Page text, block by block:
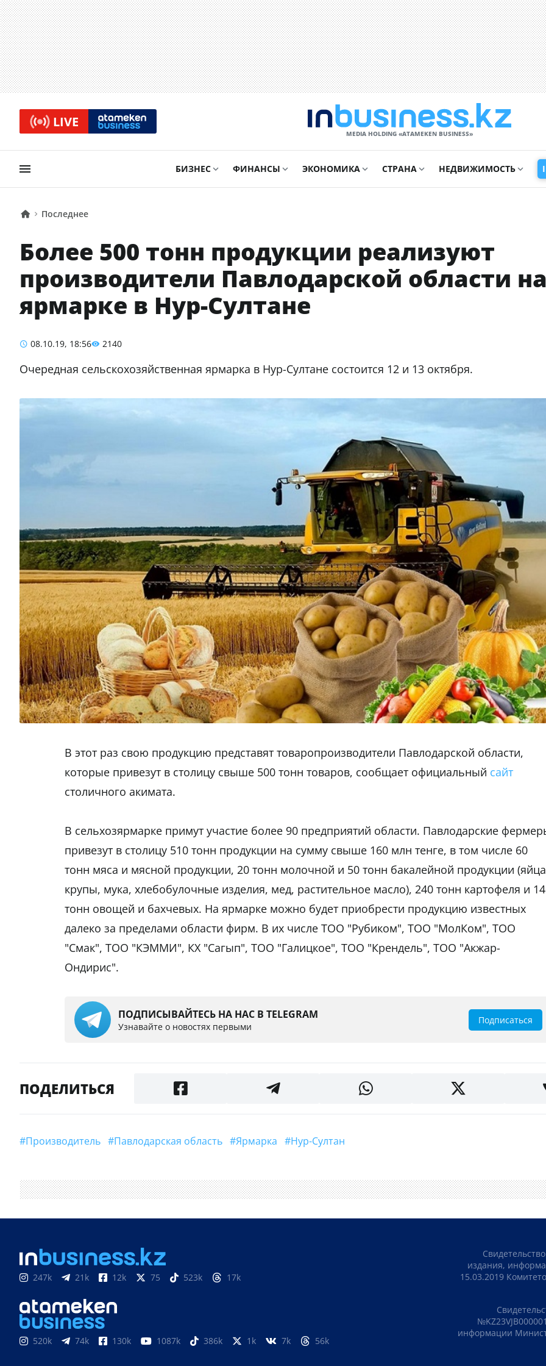
LIVE
MEDIA HOLDING «ATAMEKЕN BUSINESS»
БИЗНЕС ФИНАНСЫ ЭКОНОМИКА СТРАНА НЕДВИЖИМОСТЬ
Последнее
Более 500 тонн продукции реализуют
производители Павлодарской области
ярмарке в Нур-Султане
08.10.19, 18:56 2140
Очередная сельскохозяйственная ярмарка в Нур-Султане состоится 12 и 13 октября.
В этот раз свою продукцию представят товаропроизводители Павлодарской области,
которые привезут в столицу свыше 500 тонн товаров, сообщает официальный сайт
столичного акимата.
В сельхозярмарке примут участие более 90 предприятий области. Павлодарские
привезут в столицу 510 тонн продукции на сумму свыше 160 млн тенге, в том числе 60
тонн мяса и мясной продукции, 20 тонн молочной и 50 тонн бакалейной продукции
крупы, мука, хлебобулочные изделия, мед, растительное масло), 240 тонн картофеля и
тонн овощей и бахчевых. На ярмарке можно будет приобрести продукцию известных
далеко за пределами области фирм. В их числе ТОО "Рубиком", ТОО "МолКом", ТОО
"Смак", ТОО "КЭММИ", КХ "Сагып", ТОО "Галицкое", ТОО "Крендель", ТОО "Акжар-
Ондирис".
ПОДПИСЫВАЙТЕСЬ НА НАС В TELEGRAM
Узнавайте о новостях первыми
Подписаться
ПОДЕЛИТЬСЯ
#производитель #Павлодарская область #ярмарка #Нур-Султан
247k 21k 12k 75 523k 17k
520k 74k 130k 1087k 386k 1k 7k 56k
издания,
15.03.2019
информации